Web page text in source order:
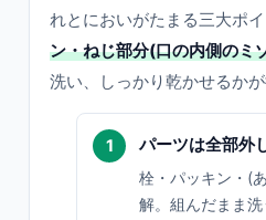
れとにおいがたまる三大ポ
ン・ねじ部分(口の内側のミ
洗い、しっかり乾かせるか
パーツは全部外
栓・パッキン・(
解。組んだまま